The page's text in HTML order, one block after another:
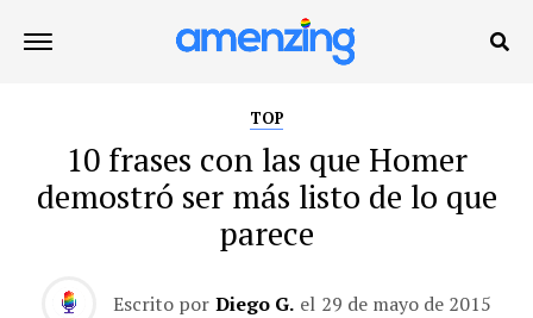
TOP
10 frases con las que Homer
demostró ser más listo de lo que
parece
Escrito por Diego G. el 29 de mayo de 2015